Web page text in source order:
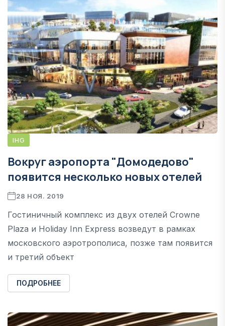
IHG
Вокруг аэропорта "Домодедово"
появится несколько новых отелей
28 НОЯ. 2019
Гостиничный комплекс из двух отелей Crowne
Plaza и Holiday Inn Express возведут в рамках
московского аэротрополиса, позже там появится
и третий объект
ПОДРОБНЕЕ